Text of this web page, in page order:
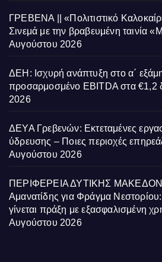
ΓΡΕΒΕΝΑ || «Πολιτιστικό
Σινεμά με την βραβευμένη ταινία
Αυγούστου 2026
ΔΕΗ: Ισχυρή ανάπτυξη στο α΄
προσαρμοσμένο EBITDA στα €1,2
2026
ΔΕΥΑ Γρεβενών: Εκτεταμένες
ύδρευσης – Ποιες περιοχές
Αυγούστου 2026
ΠΕΡΙΦΕΡΕΙΑ ΔΥΤΙΚΗΣ
Αμανατίδης για Φράγμα
γίνεται πράξη με εξασφαλισμένη
Αυγούστου 2026